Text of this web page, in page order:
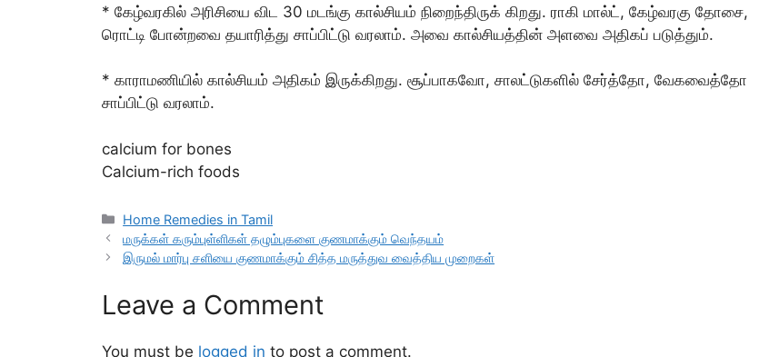
* கேழ்வரகில் அரிசியை விட 30 மடங்கு கால்சியம் நிறைந்திருக் கிறது. ராகி மால்ட், கேழ்வரகு தோசை,
ரொட்டி போன்றவை தயாரித்து சாப்பிட்டு வரலாம். அவை கால்சியத்தின் அளவை அதிகப் படுத்தும்.
* காராமணியில் கால்சியம் அதிகம் இருக்கிறது. சூப்பாகவோ, சாலட்டுகளில் சேர்த்தோ, வேகவைத்தோ
சாப்பிட்டு வரலாம்.
calcium for bones
Calcium-rich foods
Categories
Home Remedies in Tamil
மருக்கள் கரும்புள்ளிகள் தழும்புகளை குணமாக்கும் வெந்தயம்
இருமல் மார்பு சளியை குணமாக்கும் சித்த மருத்துவ வைத்திய முறைகள்
Leave a Comment
You must be logged in to post a comment.